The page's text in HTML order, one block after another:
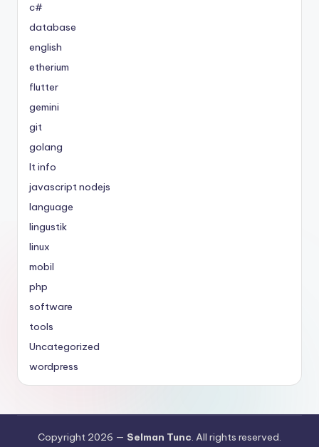
c#
database
english
etherium
flutter
gemini
git
golang
It info
javascript nodejs
language
lingustik
linux
mobil
php
software
tools
Uncategorized
wordpress
Copyright 2026 — Selman Tunc. All rights reserved.